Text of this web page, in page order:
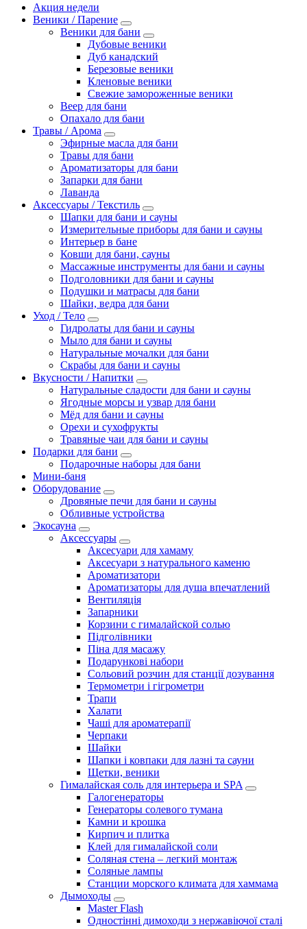
Акция недели
Веники / Парение
Веники для бани
Дубовые веники
Дуб канадский
Березовые веники
Кленовые веники
Свежие замороженные веники
Веер для бани
Опахало для бани
Травы / Арома
Эфирные масла для бани
Травы для бани
Ароматизаторы для бани
Запарки для бани
Лаванда
Аксессуары / Текстиль
Шапки для бани и сауны
Измерительные приборы для бани и сауны
Интерьер в бане
Ковши для бани, сауны
Массажные инструменты для бани и сауны
Подголовники для бани и сауны
Подушки и матрасы для бани
Шайки, ведра для бани
Уход / Тело
Гидролаты для бани и сауны
Мыло для бани и сауны
Натуральные мочалки для бани
Скрабы для бани и сауны
Вкусности / Напитки
Натуральные сладости для бани и сауны
Ягодные морсы и узвар для бани
Мёд для бани и сауны
Орехи и сухофрукты
Травяные чаи для бани и сауны
Подарки для бани
Подарочные наборы для бани
Мини-баня
Оборудование
Дровяные печи для бани и сауны
Обливные устройства
Экосауна
Аксессуары
Аксесуари для хамаму
Аксесуари з натурального каменю
Ароматизатори
Ароматизаторы для душа впечатлений
Вентиляція
Запарники
Корзини с гималайской солью
Підголівники
Піна для масажу
Подарункові набори
Сольовий розчин для станції дозування
Термометри і гігрометри
Трапи
Халати
Чаші для ароматерапії
Черпаки
Шайки
Шапки і ковпаки для лазні та сауни
Щетки, веники
Гималайская соль для интерьера и SPA
Галогенераторы
Генераторы солевого тумана
Камни и крошка
Кирпич и плитка
Клей для гималайской соли
Соляная стена – легкий монтаж
Соляные лампы
Станции морского климата для хаммама
Дымоходы
Master Flash
Одностінні димоходи з нержавіючої сталі